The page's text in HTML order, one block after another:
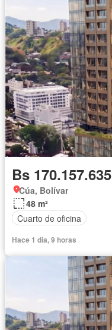
Bs 170.157.635
Cúa, Bolívar
48 m²
Cuarto de oficina
Hace 1 día, 9 horas